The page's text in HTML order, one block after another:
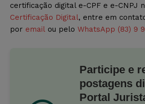
certificação digital e-CPF e e-CNPJ
Certificação Digital, entre em
por email ou pelo WhatsApp (83) 9
Participe e
postagens
Portal